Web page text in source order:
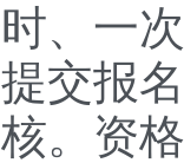
一次
交报
。资